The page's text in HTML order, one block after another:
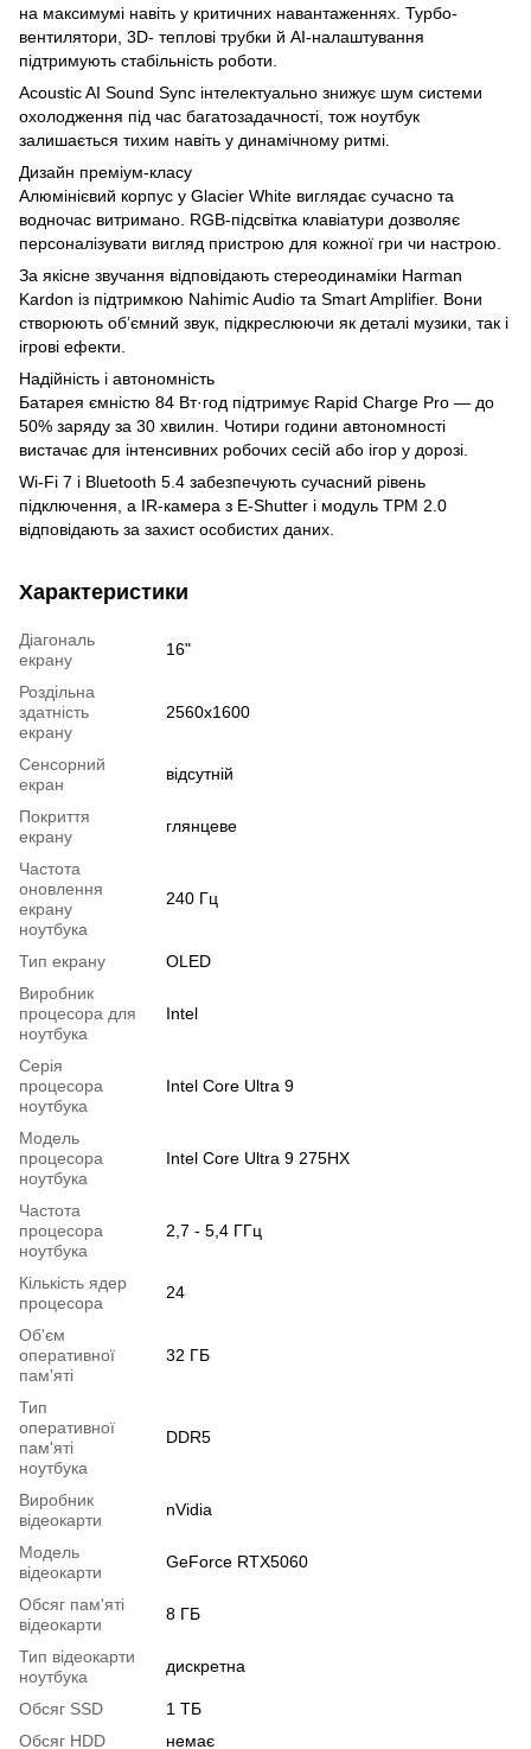
на максимумі навіть у критичних навантаженнях. Турбо-
вентилятори, 3D- теплові трубки й AI-налаштування
підтримують стабільність роботи.
Acoustic AI Sound Sync інтелектуально знижує шум системи
охолодження під час багатозадачності, тож ноутбук
залишається тихим навіть у динамічному ритмі.
Дизайн преміум-класу
Алюмінієвий корпус у Glacier White виглядає сучасно та
водночас витримано. RGB-підсвітка клавіатури дозволяє
персоналізувати вигляд пристрою для кожної гри чи настрою.
За якісне звучання відповідають стереодинаміки Harman
Kardon із підтримкою Nahimic Audio та Smart Amplifier. Вони
створюють об’ємний звук, підкреслюючи як деталі музики, так і
ігрові ефекти.
Надійність і автономність
Батарея ємністю 84 Вт·год підтримує Rapid Charge Pro — до
50% заряду за 30 хвилин. Чотири години автономності
вистачає для інтенсивних робочих сесій або ігор у дорозі.
Wi-Fi 7 і Bluetooth 5.4 забезпечують сучасний рівень
підключення, а IR-камера з E-Shutter і модуль TPM 2.0
відповідають за захист особистих даних.
Характеристики
Діагональ
екрану
16"
Роздільна
здатність
екрану
2560x1600
Сенсорний
екран
відсутній
Покриття
екрану
глянцеве
Частота
оновлення
екрану
ноутбука
240 Гц
Тип екрану
OLED
Виробник
процесора для
ноутбука
Intel
Серія
процесора
ноутбука
Intel Core Ultra 9
Модель
процесора
ноутбука
Intel Core Ultra 9 275HX
Частота
процесора
ноутбука
2,7 - 5,4 ГГц
Кількість ядер
процесора
24
Об'єм
оперативної
пам'яті
32 ГБ
Тип
оперативної
пам'яті
ноутбука
DDR5
Виробник
відеокарти
nVidia
Модель
відеокарти
GeForce RTX5060
Обсяг пам'яті
відеокарти
8 ГБ
Тип відеокарти
ноутбука
дискретна
Обсяг SSD
1 ТБ
Обсяг HDD
немає